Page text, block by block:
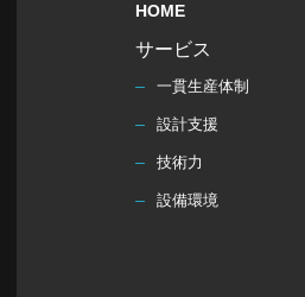
HOME
サービス
一貫生産体制
設計支援
技術力
設備環境